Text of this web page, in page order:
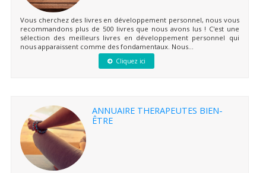
Vous cherchez des livres en développement personnel, nous vous
recommandons plus de 500 livres que nous avons lus ! C'est une
sélection des meilleurs livres en développement personnel qui
nous apparaissent comme des fondamentaux. Nous...
Cliquez ici
ANNUAIRE THERAPEUTES BIEN-
ÊTRE